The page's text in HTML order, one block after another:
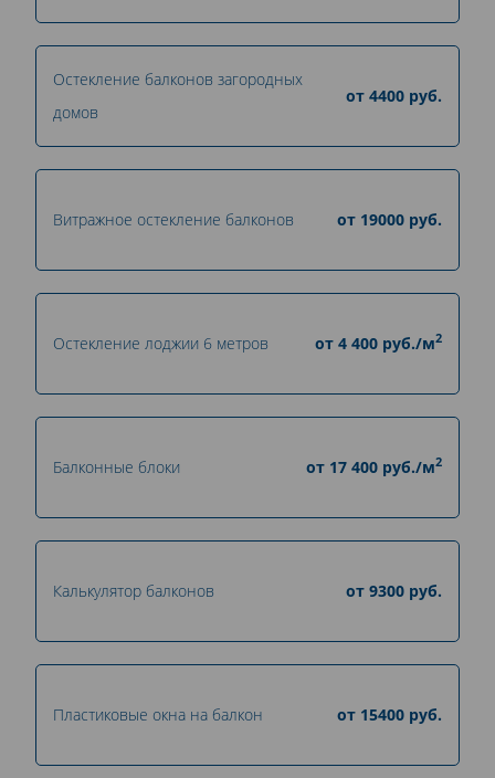
Остекление балконов загородных
домов
от 4400 руб.
Витражное остекление балконов от 19000 руб.
Остекление лоджии 6 метров от 4 400 руб./м2
Балконные блоки от 17 400 руб./м2
Калькулятор балконов от 9300 руб.
Пластиковые окна на балкон от 15400 руб.